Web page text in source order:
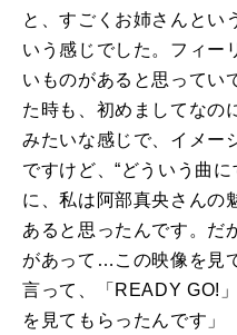
と、すごくお姉さんとい
いう感じでした。フィー
いものがあると思ってい
た時も、初めましてなの
みたいな感じで、イメー
ですけど、“どういう曲
に、私は阿部真央さんの
あると思ったんです。だ
があって…この映像を見
言って、「 READY GO!
を見てもらったんです」